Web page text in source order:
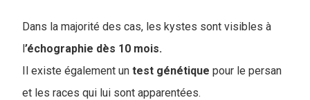
Dans la majorité des cas, les kystes sont visibles à
l’échographie dès 10 mois.
Il existe également un test génétique pour le persan
et les races qui lui sont apparentées.